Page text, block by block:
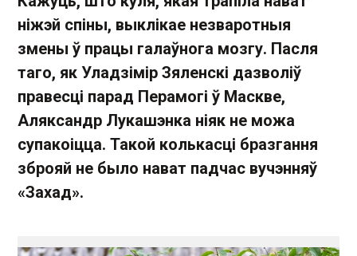
ніжэй спіны, выклікае незваротныя
змены ў працы галаўнога мозгу. Пасля
таго, як Уладзімір Зяленскі дазволіў
правесці парад Перамогі ў Маскве,
Аляксандр Лукашэнка ніяк не можа
супакоіцца. Такой колькасці бразгання
зброяй не было нават падчас вучэнняў
«Захад».